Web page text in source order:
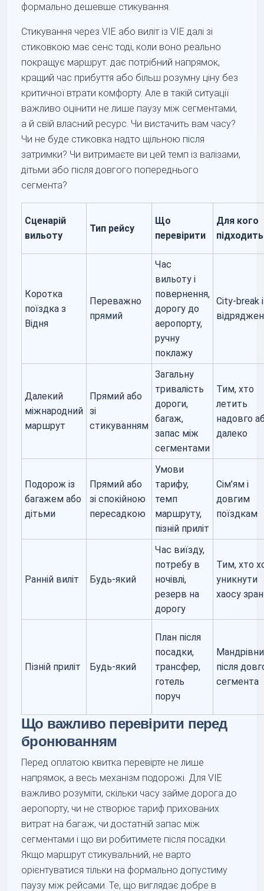
формально дешевше стикування.
Стикування через VIE або виліт із VIE далі зі
стиковкою має сенс тоді, коли воно реально
покращує маршрут: дає потрібний напрямок,
кращий час прибуття або більш розумну ціну без
критичної втрати комфорту. Але в такій ситуації
важливо оцінити не лише паузу між сегментами,
а й свій власний ресурс. Чи вистачить вам часу?
Чи не буде стиковка надто щільною після
затримки? Чи витримаєте ви цей темп із валізами,
дітьми або після довгого попереднього
сегмента?
Сценарій
вильоту
Тип рейсу
Що
перевірити
Для кого
підходить
Коротка
поїздка з
Відня
Переважно
прямий
Час
вильоту і
повернення,
дорогу до
аеропорту,
ручну
поклажу
City-break і
Далекий
міжнародний
маршрут
Прямий або
зі
стикуванням
Загальну
тривалість
дороги,
багаж,
запас між
сегментами
Тим, хто
летить
надовго
далеко
Подорож із
багажем або
дітьми
Прямий або
зі спокійною
пересадкою
Умови
тарифу,
темп
маршруту,
пізній приліт
Сім’ям і
довгим
поїздкам
Ранній виліт Будь-який
Час виїзду,
потребу в
ночівлі,
резерв на
дорогу
Тим, хто
уникнути
хаосу
Пізній приліт Будь-який
План після
посадки,
трансфер,
готель
поруч
після
сегмента
Що важливо перевірити перед
бронюванням
Перед оплатою квитка перевірте не лише
напрямок, а весь механізм подорожі. Для VIE
важливо розуміти, скільки часу займе дорога до
аеропорту, чи не створює тариф прихованих
витрат на багаж, чи достатній запас між
сегментами і що ви робитимете після посадки.
Якщо маршрут стикувальний, не варто
орієнтуватися тільки на формально допустиму
паузу між рейсами. Те, що виглядає добре в